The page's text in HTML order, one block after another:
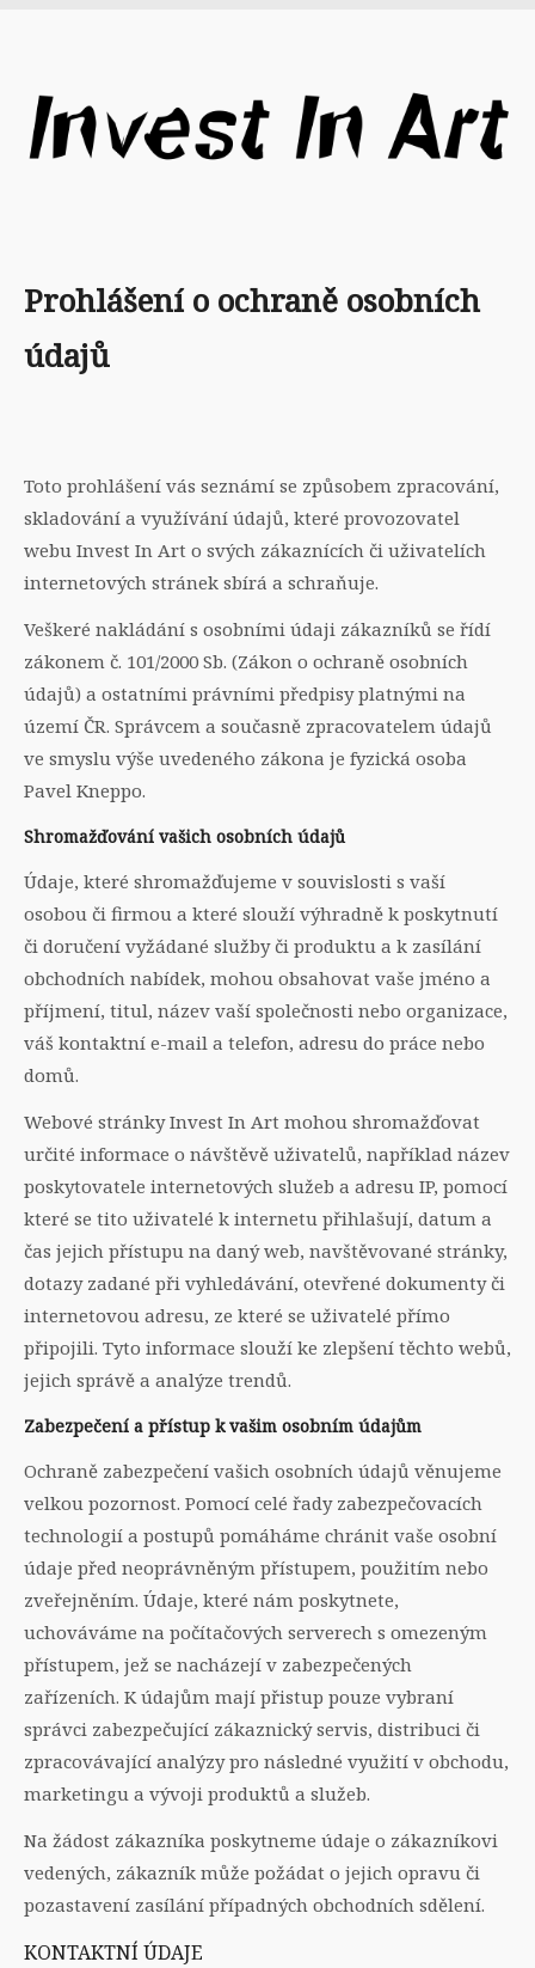
Prohlášení o ochraně osobních
údajů
Toto prohlášení vás seznámí se způsobem zpracování,
skladování a využívání údajů, které provozovatel
webu Invest In Art o svých zákaznících či uživatelích
internetových stránek sbírá a schraňuje.
Veškeré nakládání s osobními údaji zákazníků se řídí
zákonem č. 101/2000 Sb. (Zákon o ochraně osobních
údajů) a ostatními právními předpisy platnými na
území ČR. Správcem a současně zpracovatelem údajů
ve smyslu výše uvedeného zákona je fyzická osoba
Pavel Kneppo.
Shromažďování vašich osobních údajů
Údaje, které shromažďujeme v souvislosti s vaší
osobou či firmou a které slouží výhradně k poskytnutí
či doručení vyžádané služby či produktu a k zasílání
obchodních nabídek, mohou obsahovat vaše jméno a
příjmení, titul, název vaší společnosti nebo organizace,
váš kontaktní e-mail a telefon, adresu do práce nebo
domů.
Webové stránky Invest In Art mohou shromažďovat
určité informace o návštěvě uživatelů, například název
poskytovatele internetových služeb a adresu IP, pomocí
které se tito uživatelé k internetu přihlašují, datum a
čas jejich přístupu na daný web, navštěvované stránky,
dotazy zadané při vyhledávání, otevřené dokumenty či
internetovou adresu, ze které se uživatelé přímo
připojili. Tyto informace slouží ke zlepšení těchto webů,
jejich správě a analýze trendů.
Zabezpečení a přístup k vašim osobním údajům
Ochraně zabezpečení vašich osobních údajů věnujeme
velkou pozornost. Pomocí celé řady zabezpečovacích
technologií a postupů pomáháme chránit vaše osobní
údaje před neoprávněným přístupem, použitím nebo
zveřejněním. Údaje, které nám poskytnete,
uchováváme na počítačových serverech s omezeným
přístupem, jež se nacházejí v zabezpečených
zařízeních. K údajům mají přistup pouze vybraní
správci zabezpečující zákaznický servis, distribuci či
zpracovávající analýzy pro následné využití v obchodu,
marketingu a vývoji produktů a služeb.
Na žádost zákazníka poskytneme údaje o zákazníkovi
vedených, zákazník může požádat o jejich opravu či
pozastavení zasílání případných obchodních sdělení.
KONTAKTNÍ ÚDAJE